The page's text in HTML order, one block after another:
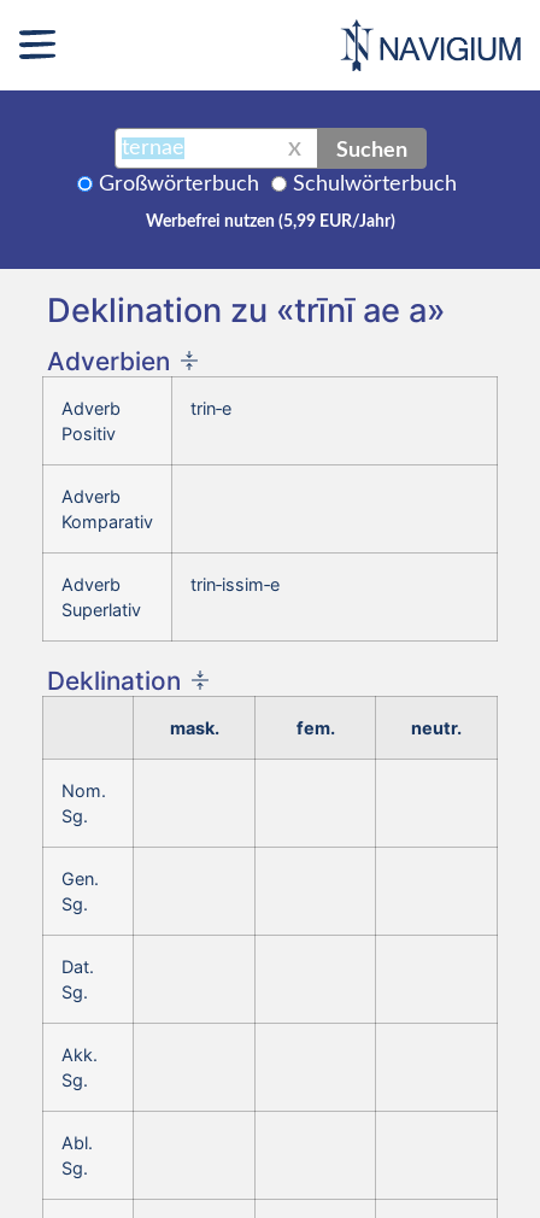
X Suchen
Großwörterbuch Schulwörterbuch
Werbefrei nutzen (5,99 EUR/Jahr)
Deklination zu «trīnī ae a»
Adverbien
Adverb
Positiv
trin‑e
Adverb
Komparativ
Adverb
Superlativ
trin‑issim‑e
Deklination
mask. fem. neutr.
Nom.
Sg.
Gen.
Sg.
Dat.
Sg.
Akk.
Sg.
Abl.
Sg.